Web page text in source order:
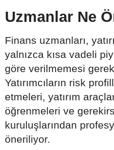
Uzmanlar Ne
Finans uzmanları,
yalnızca kısa vadeli
göre verilmemesi
Yatırımcıların risk
etmeleri, yatırım
öğrenmeleri ve
kuruluşlarından
öneriliyor.